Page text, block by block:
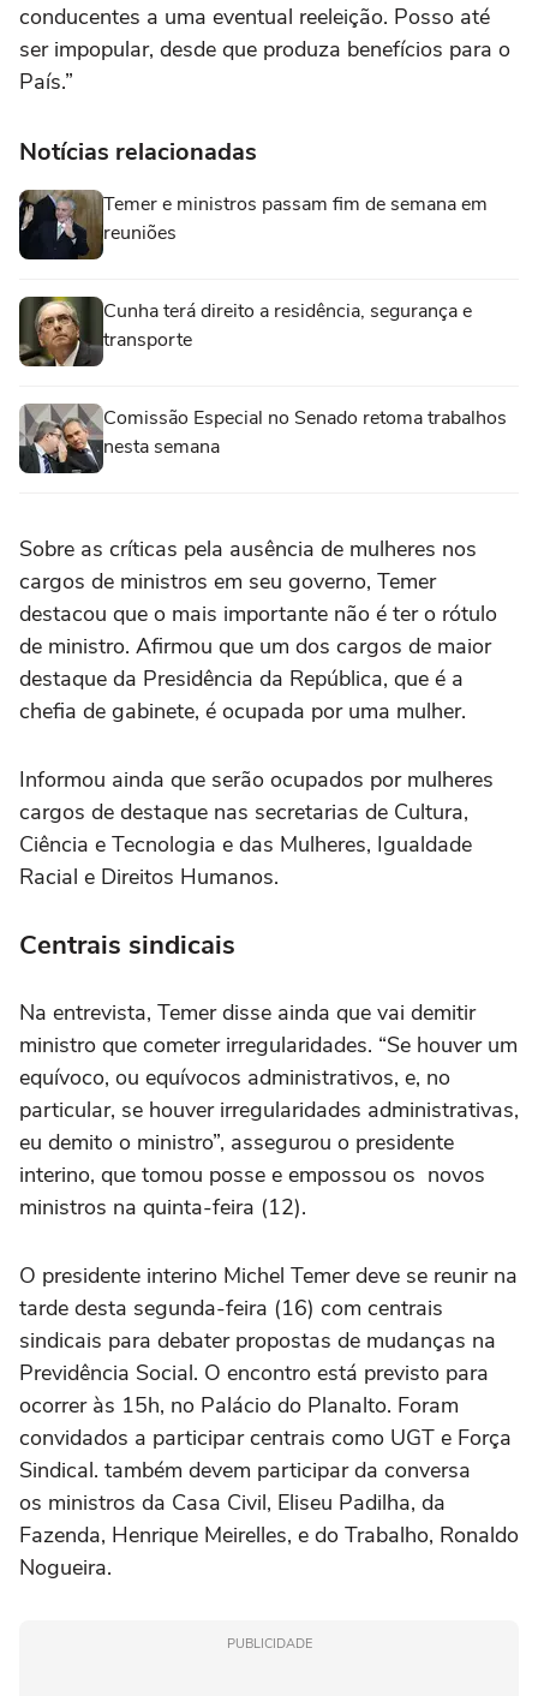
conducentes a uma eventual reeleição. Posso até
ser impopular, desde que produza benefícios para o
País.”
Notícias relacionadas
Temer e ministros passam fim de semana em
reuniões
Cunha terá direito a residência, segurança e
transporte
Comissão Especial no Senado retoma trabalhos
nesta semana
Sobre as críticas pela ausência de mulheres nos
cargos de ministros em seu governo, Temer
destacou que o mais importante não é ter o rótulo
de ministro. Afirmou que um dos cargos de maior
destaque da Presidência da República, que é a
chefia de gabinete, é ocupada por uma mulher.
Informou ainda que serão ocupados por mulheres
cargos de destaque nas secretarias de Cultura,
Ciência e Tecnologia e das Mulheres, Igualdade
Racial e Direitos Humanos.
Centrais sindicais
Na entrevista, Temer disse ainda que vai demitir
ministro que cometer irregularidades. “Se houver um
equívoco, ou equívocos administrativos, e, no
particular, se houver irregularidades administrativas,
eu demito o ministro”, assegurou o presidente
interino, que tomou posse e empossou os novos
ministros na quinta-feira (12).
O presidente interino Michel Temer deve se reunir na
tarde desta segunda-feira (16) com centrais
sindicais para debater propostas de mudanças na
Previdência Social. O encontro está previsto para
ocorrer às 15h, no Palácio do Planalto. Foram
convidados a participar centrais como UGT e Força
Sindical. também devem participar da conversa
os ministros da Casa Civil, Eliseu Padilha, da
Fazenda, Henrique Meirelles, e do Trabalho, Ronaldo
Nogueira.
PUBLICIDADE